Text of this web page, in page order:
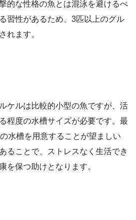
的な性格の魚とは混泳を避けるべ
習性があるため、3匹以上のグル
れます。
ケルは比較的小型の魚ですが、活
程度の水槽サイズが必要です。最
水槽を用意することが望ましい
ることで、ストレスなく生活でき
を保つ助けとなります。